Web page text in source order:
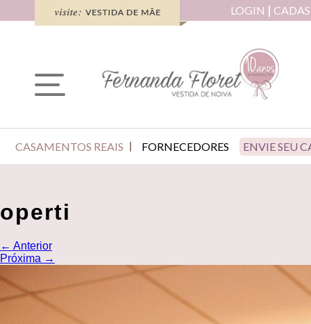
LOGIN
CASAMENTOS REAIS FORNECEDORES ENVIE SEU
operti
← Anterior
Próxima →